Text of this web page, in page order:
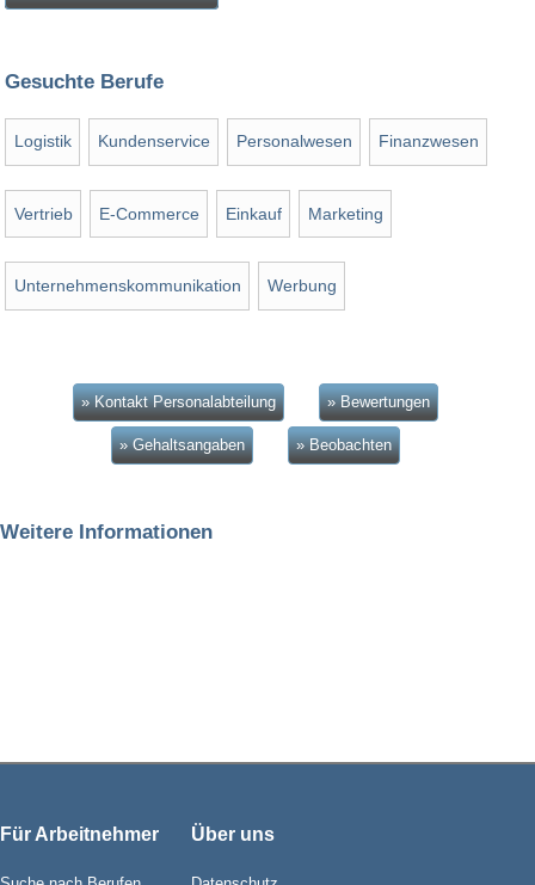
Gesuchte Berufe
Logistik Kundenservice Personalwesen Finanzwesen
Vertrieb E-Commerce Einkauf Marketing
Unternehmenskommunikation Werbung
» Kontakt Personalabteilung » Bewertungen
» Gehaltsangaben » Beobachten
Weitere Informationen
Für Arbeitnehmer Über uns